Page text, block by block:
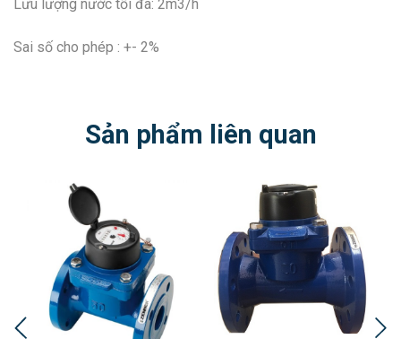
Lưu lượng nước tối đa: 2m3/h
Sai số cho phép : +- 2%
Sản phẩm liên quan